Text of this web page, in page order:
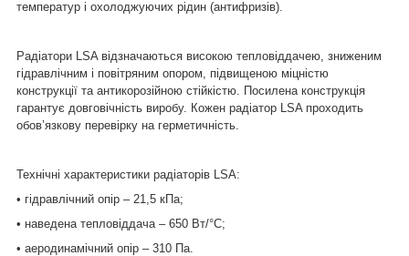
температур і охолоджуючих рідин (антифризів).
Радіатори
LSA відзначаються високою тепловіддачею, зниженим
гідравлічним і повітряним опором, підвищеною міцністю
конструкції та антикорозійною стійкістю.
Посилена конструкція
гарантує довговічність виробу. Кожен радіатор LSA проходить
обов’язкову перевірку на герметичність.
Технічні характеристики радіаторів LSA:
• гідравлічний опір – 21,5 кПа;
• наведена тепловіддача – 650 Вт/°С;
• аеродинамічний опір – 310 Па.